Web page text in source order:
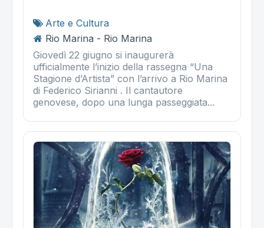
Arte e Cultura
Rio Marina - Rio Marina
Giovedì 22 giugno si inaugurerà
ufficialmente l’inizio della rassegna “Una
Stagione d’Artista” con l’arrivo a Rio Marina
di Federico Sirianni . Il cantautore
genovese, dopo una lunga passeggiata...